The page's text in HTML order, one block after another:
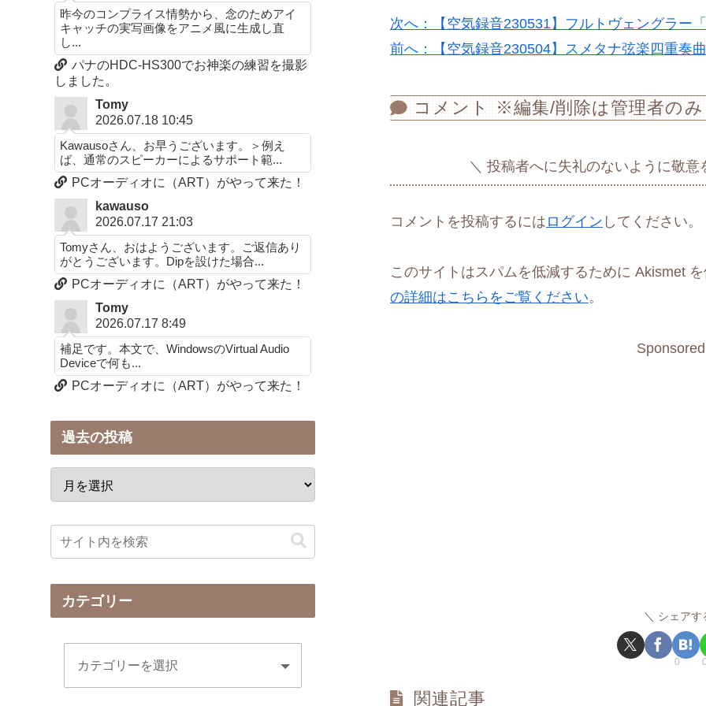
次へ：【空気録音230531】フルトヴェングラー
前へ：【空気録音230504】スメタナ弦楽四重奏
コメント ※編集/削除は管理者のみ
投稿者へに失礼のないように敬
コメントを投稿するには ログイン してください。
このサイトはスパムを低減するために Akismet
の詳細はこちらをご覧ください。
シェアす
0
関連記事
昨今のコンプライス情勢から、念のためアイ
キャッチの実写画像をアニメ風に生成し直
し...
パナのHDC-HS300でお神楽の練習を撮影
しました。
Tomy
2026.07.18 10:45
Kawausoさん、お早うございます。＞例え
ば、通常のスピーカーによるサポート範...
PCオーディオに（ART）がやって来た！
kawauso
2026.07.17 21:03
Tomyさん、おはようございます。ご返信あり
がとうございます。Dipを設けた場合...
PCオーディオに（ART）がやって来た！
Tomy
2026.07.17 8:49
補足です。本文で、WindowsのVirtual Audio
Deviceで何も...
PCオーディオに（ART）がやって来た！
過去の投稿
カテゴリー